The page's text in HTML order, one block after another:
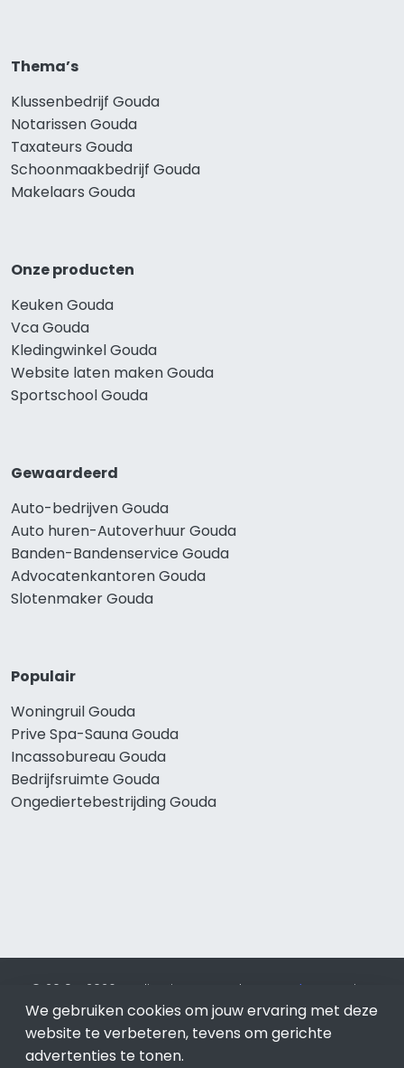
Thema’s
Klussenbedrijf Gouda
Notarissen Gouda
Taxateurs Gouda
Schoonmaakbedrijf Gouda
Makelaars Gouda
Onze producten
Keuken Gouda
Vca Gouda
Kledingwinkel Gouda
Website laten maken Gouda
Sportschool Gouda
Gewaardeerd
Auto-bedrijven Gouda
Auto huren-Autoverhuur Gouda
Banden-Bandenservice Gouda
Advocatenkantoren Gouda
Slotenmaker Gouda
Populair
Woningruil Gouda
Prive Spa-Sauna Gouda
Incassobureau Gouda
Bedrijfsruimte Gouda
Ongediertebestrijding Gouda
© 2019 - 2026 Realisatie en SEO door SEO-bureau
Lion
Internet. Betaal alleen voor bewezen resultaten?SEO
optimalisatie No Cure No Pay.Goudais onderdeel van Lion
Internet.
We gebruiken cookies om jouw ervaring met deze
website te verbeteren, tevens om gerichte
advertenties te tonen.